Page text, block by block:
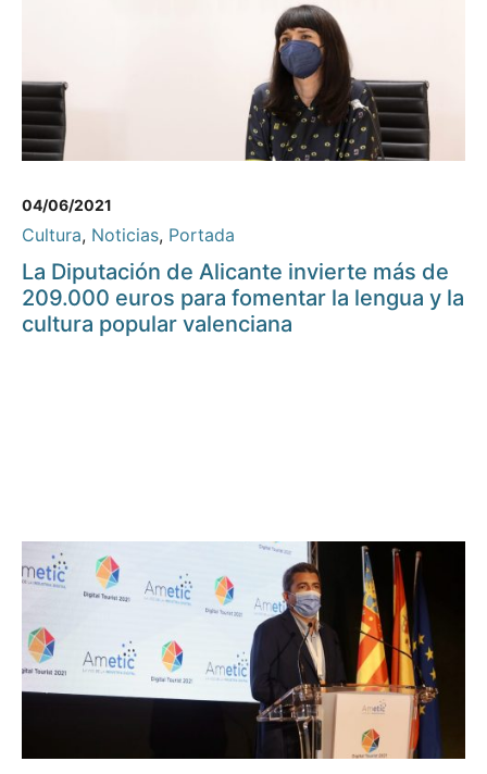
04/06/2021
Cultura, Noticias, Portada
La Diputación de Alicante invierte más de
209.000 euros para fomentar la lengua y la
cultura popular valenciana